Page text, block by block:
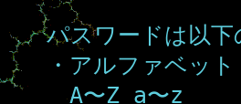
パスワードは以
・アルファベッ
A〜Z a〜z